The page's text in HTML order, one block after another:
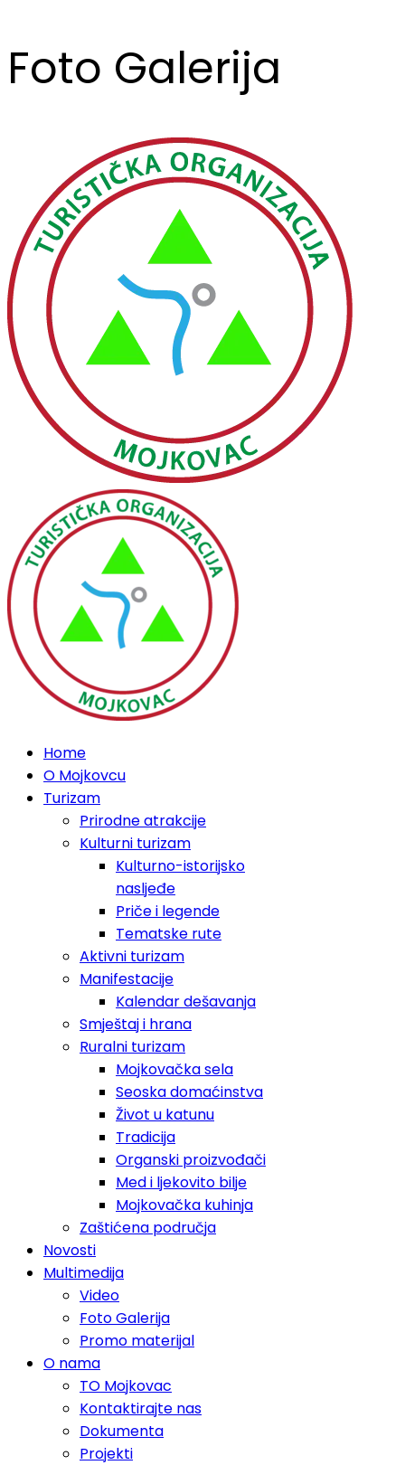
Foto Galerija
Home
O Mojkovcu
Turizam
Prirodne atrakcije
Kulturni turizam
Kulturno-istorijsko
nasljeđe
Priče i legende
Tematske rute
Aktivni turizam
Manifestacije
Kalendar dešavanja
Smještaj i hrana
Ruralni turizam
Mojkovačka sela
Seoska domaćinstva
Život u katunu
Tradicija
Organski proizvođači
Med i ljekovito bilje
Mojkovačka kuhinja
Zaštićena područja
Novosti
Multimedija
Video
Foto Galerija
Promo materijal
O nama
TO Mojkovac
Kontaktirajte nas
Dokumenta
Projekti